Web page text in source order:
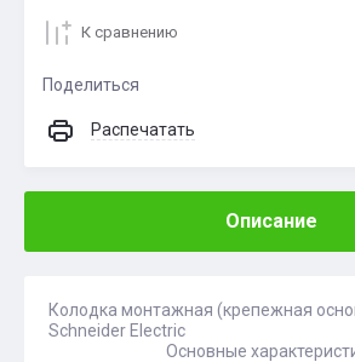
К сравнению
Поделиться
Распечатать
Описание
Колодка монтажная (крепежная
Schneider Electric
Основные